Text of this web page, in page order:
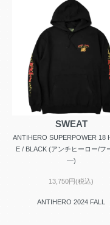
SWEAT
ANTIHERO SUPERPOWER 18
E / BLACK (アンチヒーロー/フ
―)
13,750円(税込)
ANTIHERO 2024 FALL